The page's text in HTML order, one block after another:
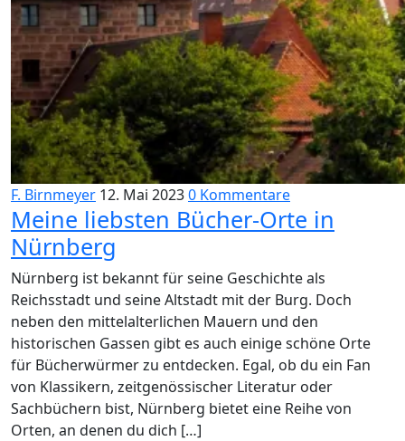
F. Birnmeyer 12. Mai 20230 Kommentare
Meine liebsten Bücher-Orte in
Nürnberg
Nürnberg ist bekannt für seine Geschichte als
Reichsstadt und seine Altstadt mit der Burg. Doch
neben den mittelalterlichen Mauern und den
historischen Gassen gibt es auch einige schöne Orte
für Bücherwürmer zu entdecken. Egal, ob du ein Fan
von Klassikern, zeitgenössischer Literatur oder
Sachbüchern bist, Nürnberg bietet eine Reihe von
Orten, an denen du dich […]